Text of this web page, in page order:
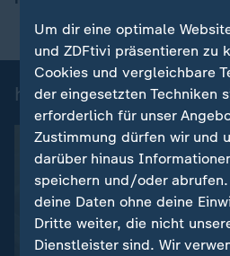
heute 19:00 Uhr:
Um dir eine optimale
und ZDFtivi präsentieren zu
Cookies und vergleichbare
der eingesetzten Techniken
erforderlich für unser
Zustimmung dürfen wir und
darüber hinaus
speichern und/oder
deine Daten ohne deine
Dritte weiter, die nicht
Dienstleister sind. Wir